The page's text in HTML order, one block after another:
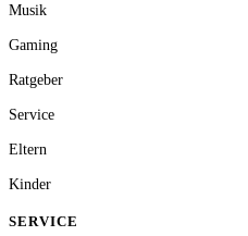
Musik
Gaming
Ratgeber
Service
Eltern
Kinder
SERVICE